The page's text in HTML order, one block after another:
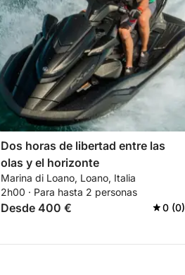
Dos horas de libertad entre las
olas y el horizonte
Marina di Loano, Loano, Italia
2h00 · Para hasta 2 personas
Desde 400 € 0 (0)